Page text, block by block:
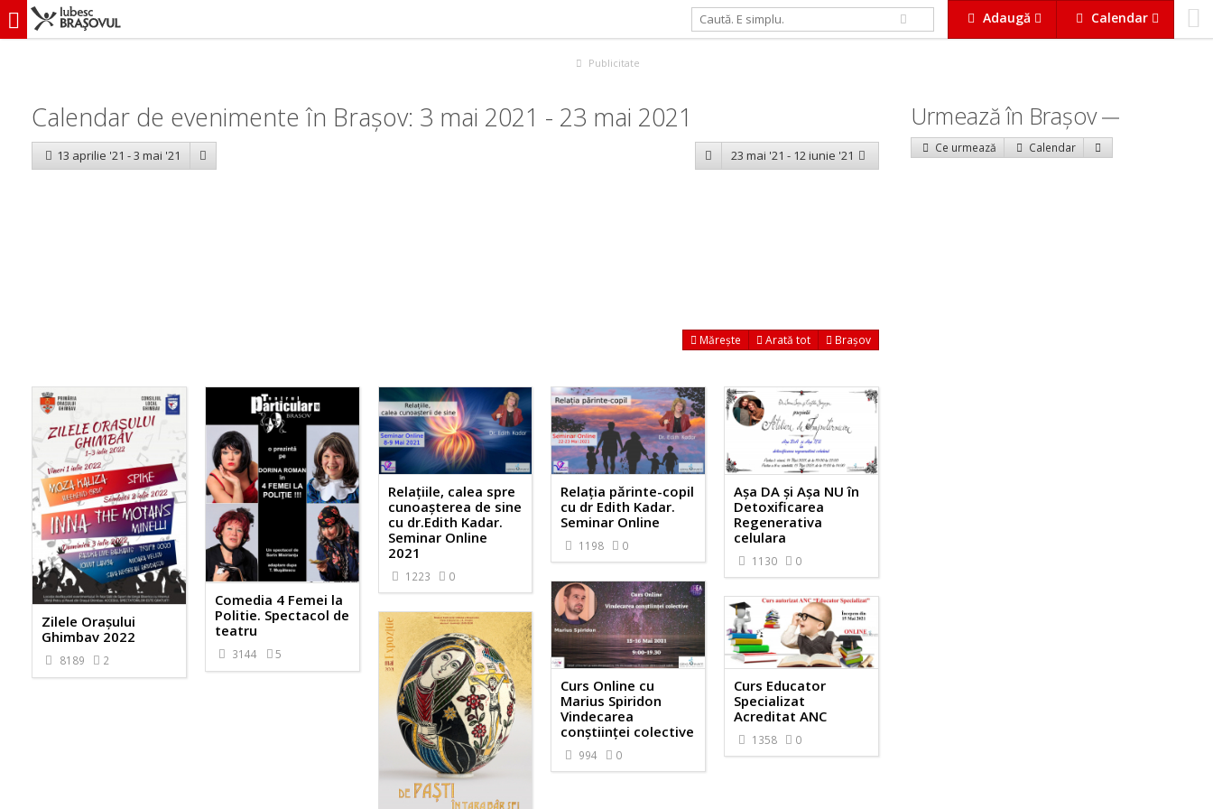
Adaugă Calendar
iubescbraşovul.ro
Publicitate
Calendar de evenimente în Brașov: 3 mai 2021 - 23 mai 2021
13 aprilie '21 - 3 mai '21 23 mai '21 - 12 iunie '21
Mărește Arată tot Brașov
Zilele Orașului
Ghimbav 2022
8189 2
Comedia 4 Femei la
Politie. Spectacol de
teatru
3144 5
Relațiile, calea spre
cunoașterea de sine
cu dr.Edith Kadar.
Seminar Online
2021
1223 0
Relația părinte-copil
cu dr Edith Kadar.
Seminar Online
1198 0
Așa DA și Așa NU în
Detoxificarea
Regenerativa
celulara
1130 0
Curs Online cu
Marius Spiridon
Vindecarea
conștiinței colective
994 0
Curs Educator
Specializat
Acreditat ANC
1358 0
Urmează în Braşov
Ce urmează Calendar